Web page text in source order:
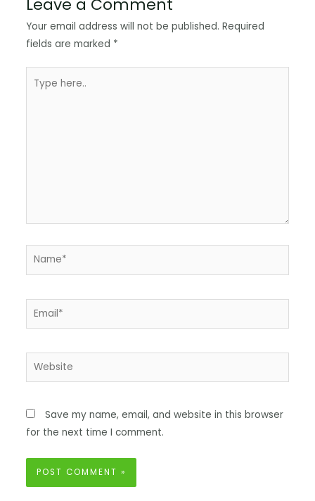
Your email address will not be published. Required
fields are marked *
Save my name, email, and website in this browser
for the next time I comment.